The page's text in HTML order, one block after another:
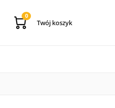
0
Twój koszyk